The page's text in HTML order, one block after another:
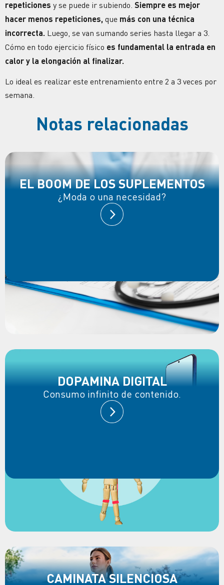
repeticiones y se puede ir subiendo. Siempre es mejor
hacer menos repeticiones, que más con una técnica
incorrecta. Luego, se van sumando series hasta llegar a 3.
Cómo en todo ejercicio físico es fundamental la entrada en
calor y la elongación al finalizar.
Lo ideal es realizar este entrenamiento entre 2 a 3 veces por
semana.
Notas relacionadas
EL BOOM DE LOS SUPLEMENTOS
¿Moda o una necesidad?
DOPAMINA DIGITAL
Consumo infinito de contenido.
CAMINATA SILENCIOSA